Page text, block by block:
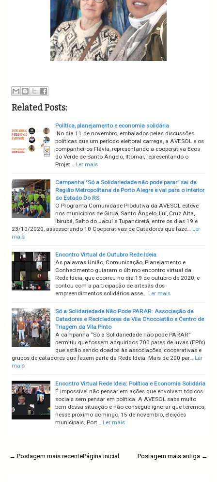
Related Posts:
Política, planejamento e economia solidária
No dia 11 de novembro, embalados pelas discussões
políticas que um período eleitoral carrega, a AVESOL e os
companheiros Flávia, representando a cooperativa Ecos
do Verde de Santo Ângelo, Iltomar, representando o
Projet… Ler mais
Campanha "Só a Solidariedade não pode parar” sai da
Região Metropolitana de Porto Alegre e vai para o interior
do Estado Do RS
O Programa Comunidade Produtiva da AVESOL esteve
nos municípios de Giruá, Santo Ângelo, Ijuí, Cruz Alta,
Ibirubá, Salto do Jacuí e Tupanciretã, entre os dias 19 e
23/10/2020, assessorando 10 Cooperativas de Catadores que faze… Ler
mais
Encontro Virtual de Outubro Rede Ideia
As palavras União, Comunicação, Planejamento e
Conhecimento guiaram o último encontro virtual da
Rede Ideia, que ocorreu no dia 19 de outubro de 2020, e
contou com a participação de artesãs dos
empreendimentos solidários asse… Ler mais
Só a Solidariedade Não Pode PARAR: Associação de
Catadores e Recicladores da Vila Chocolatão e Centro de
Triagem da Vila Pinto
A campanha “Só a Solidariedade não pode PARAR”
permitiu que fossem adquiridos 700 pares de luvas (EPI’s)
que estão sendo doados às associações, cooperativas e
grupos de catadores que fazem parte da Rede Ideia. Mais de 200 par… Ler
mais
Encontro Virtual Rede Ideia: Política e Economia Solidária
É impossível não pensar em ações que envolvem tópicos
sociais sem pensar em política. A AVESOL sabe muito
bem dessa situação e não consegue ignorar que teremos,
nesse próximo domingo, 15 de novembro, eleições
municipais. Port… Ler mais
← Postagem mais recente Postagem mais antiga →
Página inicial